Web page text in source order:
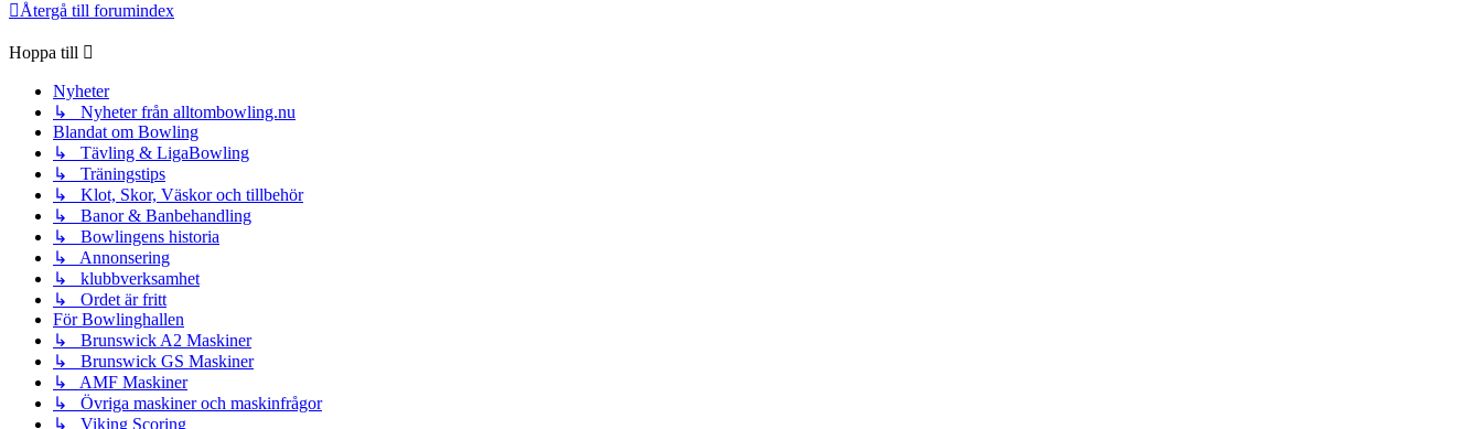
Återgå till forumindex
Hoppa till
Nyheter
↳ Nyheter från alltombowling.nu
Blandat om Bowling
↳ Tävling & LigaBowling
↳ Träningstips
↳ Klot, Skor, Väskor och tillbehör
↳ Banor & Banbehandling
↳ Bowlingens historia
↳ Annonsering
↳ klubbverksamhet
↳ Ordet är fritt
För Bowlinghallen
↳ Brunswick A2 Maskiner
↳ Brunswick GS Maskiner
↳ AMF Maskiner
↳ Övriga maskiner och maskinfrågor
↳ Viking Scoring